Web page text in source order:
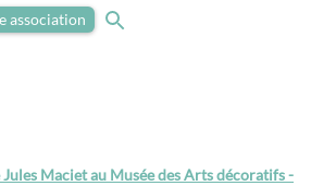
association
Jules Maciet au Musée des Arts décoratifs -